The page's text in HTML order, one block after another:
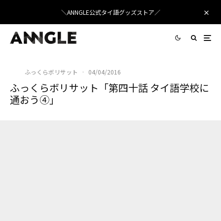
＼ANNGLE公式タイ語グッズストア／
ふっくらボリサット · 04/04/2016
ふっくらボリサット「第四十話 タイ語学校に
通おう④」